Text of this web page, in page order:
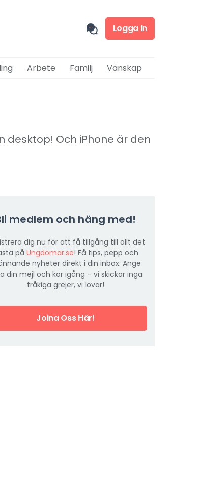
Logga In
Arbete Familj Vänskap
Och iPhone är den
medlem och häng med!
dig nu för att få tillgång till allt det
på Ungdomar.se! Få tips, pepp och
nyheter direkt i din inbox. Ange
din mejl och kör igång – vi skickar inga
tråkiga grejer, vi lovar!
Joina Oss Här!